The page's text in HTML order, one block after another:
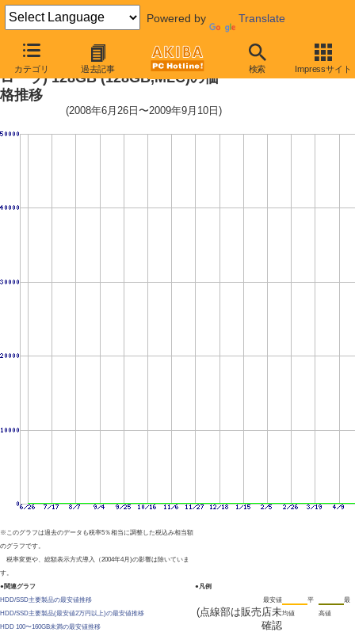
Powered by Translate
カテゴリ 過去記事 検索 Impressサイト
2.5インチSSD(INDILINX製コント
ローラ) 128GB (128GB,MLC)の価
格推移
(2008年6月26日〜2009年9月10日)
※このグラフは過去のデータも税率5％相当に調整した税込み相当額
のグラフです。
税率変更や、総額表示方式導入（2004年4月)の影響は除いていま
す。
●関連グラフ
HDD/SSD主要製品の最安値推移
HDD/SSD主要製品(最安値2万円以上)の最安値推移
HDD 100〜160GB未満の最安値推移
●凡例
最安値
(点線部は販売店未
確認
平
均値
最
高値